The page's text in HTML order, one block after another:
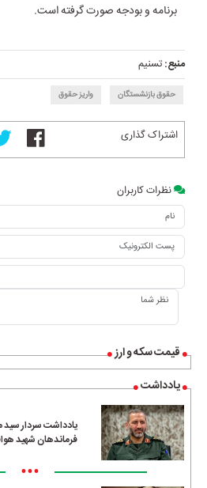
قیمت سکه و ارز
یادداشت
یادداشت سردار
فرماندهان شهید
•••
برنامه و بودجه صورت گرفته است.
منبع:تسنیم
حقوق بازنشستگان واریز حقوق
اشتراک گذاری
نظرات کاربران